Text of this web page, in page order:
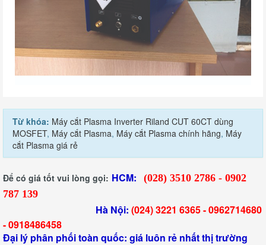
Từ khóa: Máy cắt Plasma Inverter Riland CUT 60CT dùng
MOSFET, Máy cắt Plasma, Máy cắt Plasma chính hãng, Máy
cắt Plasma giá rẻ
Để có giá tốt vui lòng gọi: HCM:
(028) 3510 2786 - 0902
787 139
Hà Nội: (024) 3221 6365 -0962714680
-0918486458
Đại lý phân phối toàn quốc: giá luôn rẻ nhất thị trường